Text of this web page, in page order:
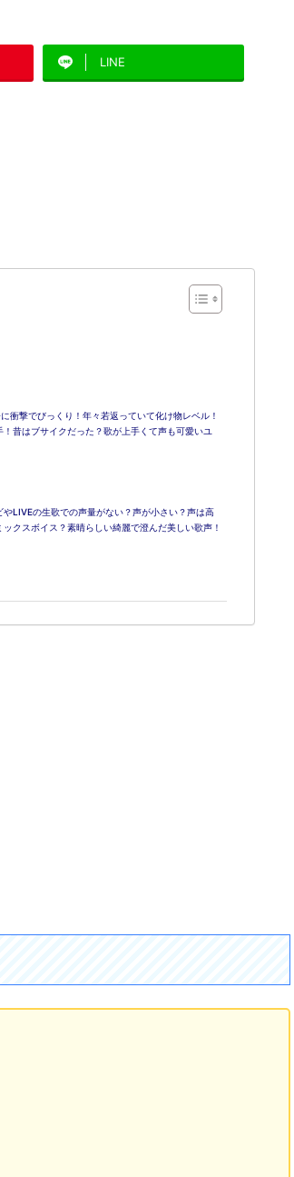
LINE
衝撃でびっくり！年々若返っていて化け物レベル！
昔はブサイクだった？歌が上手くて声も可愛いユ
LIVEの生歌での声量がない？声が小さい？声は高
クスボイス？素晴らしい綺麗で澄んだ美しい歌声！